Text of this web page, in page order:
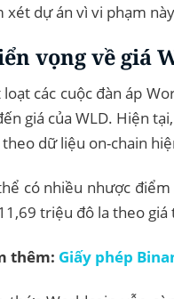
xét dự án vì vi phạm
vọng về giá
các cuộc đàn áp
giá của WLD. Hiện
theo dữ liệu on-chain
có nhiều nhược
triệu đô la theo
thêm: Giấy phép